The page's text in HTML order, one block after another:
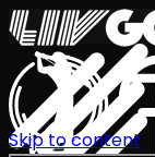
Skip to content